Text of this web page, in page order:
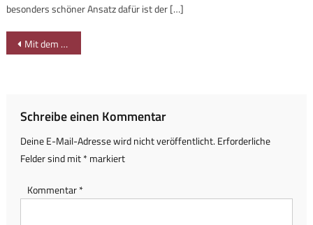
besonders schöner Ansatz dafür ist der […]
Beitragsnavigation
Mit dem Dampfzug durch den Bregenzerwald
Schreibe einen Kommentar
Deine E-Mail-Adresse wird nicht veröffentlicht. Erforderliche
Felder sind mit*markiert
Kommentar*